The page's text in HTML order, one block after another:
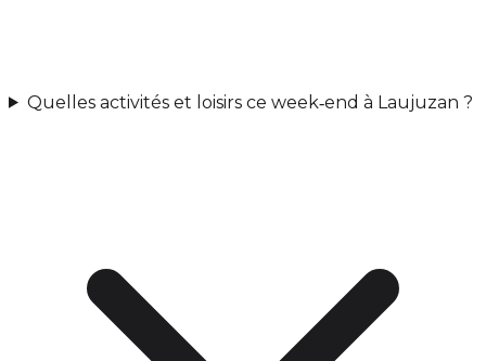
Quelles activités et loisirs ce week‑end à Laujuzan ?